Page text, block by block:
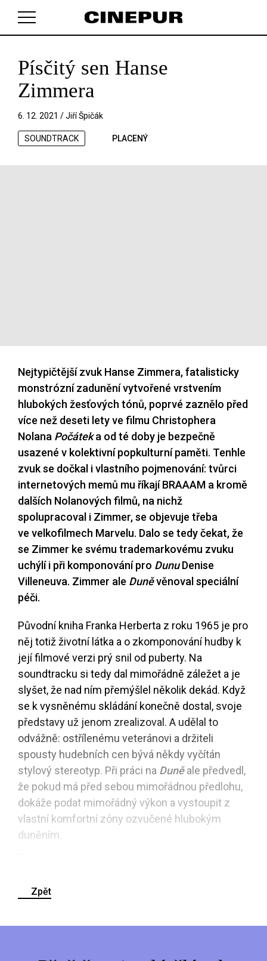
V košíku zatím nemáte žádné položky.
Písčitý sen Hanse
Zimmera
6. 12. 2021 /Jiří Špičák
SOUNDTRACK PLACENÝ
Nejtypičtější zvuk Hanse Zimmera, fatalisticky
monstrózní zadunění vytvořené vrstvením
hlubokých žesťových tónů, poprvé zaznělo před
více než deseti lety ve filmu Christophera
Nolana Počáteka od té doby je bezpečně
usazené v kolektivní popkulturní paměti. Tenhle
zvuk se dočkal i vlastního pojmenování: tvůrci
internetových memů mu říkají BRAAAM a kromě
dalších Nolanových filmů, na nichž
spolupracoval i Zimmer, se objevuje třeba
ve velkofilmech Marvelu. Dalo se tedy čekat, že
se Zimmer ke svému trademarkovému zvuku
uchýlí i při komponování pro DunuDenise
Villeneuva. Zimmer ale Duněvěnoval speciální
péči.
Původní kniha Franka Herberta z roku 1965 je pro
něj totiž životní látka a o zkomponování hudby k
její filmové verzi prý snil od puberty. Na
soundtracku si tedy dal mimořádně záležet a je
slyšet, že nad ním přemýšlel několik dekád. Když
se k vysněnému skládání konečně dostal, svoje
představy už jenom zrealizoval. A udělal to
odvážně: ostřílenému veteránovi a držiteli
spousty hudebních cen bývá někdy vyčítán
stylový stereotyp. Při práci na Duně ale předvedl,
že pokud má před sebou mimořádnou předlohu,
dokáže podat mimořádný výkon a vystoupit z
vlastní komfortní zóny ozvučené hlubokým
duněním.
Zpět